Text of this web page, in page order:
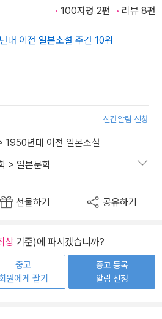
100자평 2편 리뷰 8편
대 이전 일본소설 주간 10위
신간알림 신청
1950년대 이전 일본소설
> 일본문학
선물하기 공유하기
상기준)에 파시겠습니까?
중고
원에게 팔기
중고 등록
알림 신청